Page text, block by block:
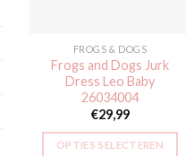
op
de
productpagina
FROGS & DOGS
Frogs and Dogs Jurk
Dress Leo Baby
26034004
€29,99
OPTIES SELECTEREN